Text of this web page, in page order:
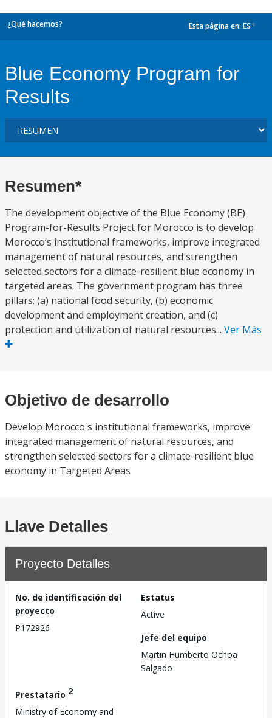
¿Qué hacemos? Esta página en: ES
Blue Economy Program for
Results
Resumen*
The development objective of the Blue Economy (BE)
Program-for-Results Project for Morocco is to develop
Morocco’s institutional frameworks, improve integrated
management of natural resources, and strengthen
selected sectors for a climate-resilient blue economy in
targeted areas. The government program has three
pillars: (a) national food security, (b) economic
development and employment creation, and (c)
protection and utilization of natural resources... Ver Más
Objetivo de desarrollo
Develop Morocco's institutional frameworks, improve
integrated management of natural resources, and
strengthen selected sectors for a climate-resilient blue
economy in Targeted Areas
Llave Detalles
Proyecto Detalles
No. de identificación del
proyecto
P172926
Estatus
Active
Jefe del equipo
Martin Humberto Ochoa
Salgado
Prestatario 2
Ministry of Economy and